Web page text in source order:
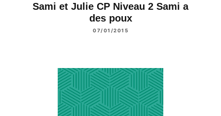
Sami et Julie CP Niveau 2 Sami a
des poux
07/01/2015